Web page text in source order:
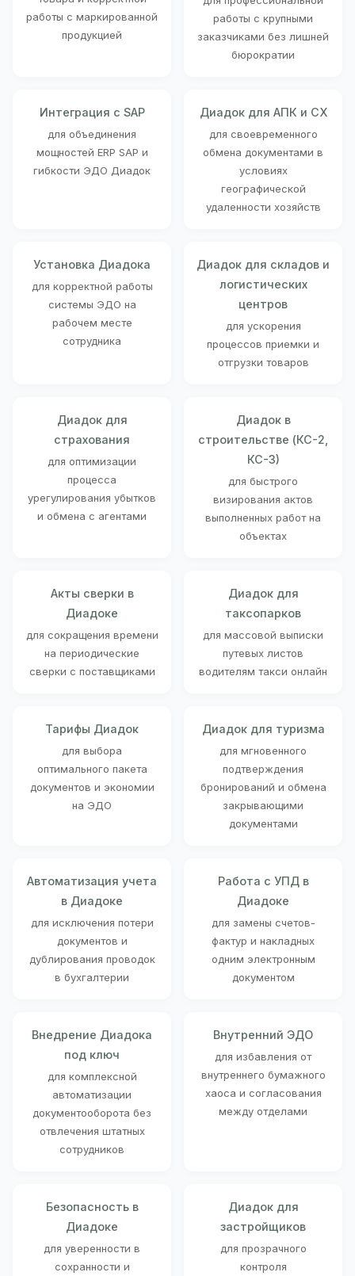
работы с маркированной
продукцией
работы с крупными
заказчиками без лишней
бюрократии
Интеграция с SAP
для объединения
мощностей ERP SAP и
гибкости ЭДО Диадок
Диадок для АПК и СХ
для своевременного
обмена документами в
условиях
географической
удаленности хозяйств
Установка Диадока
для корректной работы
системы ЭДО на
рабочем месте
сотрудника
Диадок для складов и
логистических
центров
для ускорения
процессов приемки и
отгрузки товаров
Диадок для
страхования
для оптимизации
процесса
урегулирования убытков
и обмена с агентами
Диадок в
строительстве (КС-2,
КС-3)
для быстрого
визирования актов
выполненных работ на
объектах
Акты сверки в
Диадоке
для сокращения времени
на периодические
сверки с поставщиками
Диадок для
таксопарков
для массовой выписки
путевых листов
водителям такси онлайн
Тарифы Диадок
для выбора
оптимального пакета
документов и экономии
на ЭДО
Диадок для туризма
для мгновенного
подтверждения
бронирований и обмена
закрывающими
документами
Автоматизация учета
в Диадоке
для исключения потери
документов и
дублирования проводок
в бухгалтерии
Работа с УПД в
Диадоке
для замены счетов-
фактур и накладных
одним электронным
документом
Внедрение Диадока
под ключ
для комплексной
автоматизации
документооборота без
отвлечения штатных
сотрудников
Внутренний ЭДО
для избавления от
внутреннего бумажного
хаоса и согласования
между отделами
Безопасность в
Диадоке
для уверенности в
сохранности и
Диадок для
застройщиков
для прозрачного
контроля